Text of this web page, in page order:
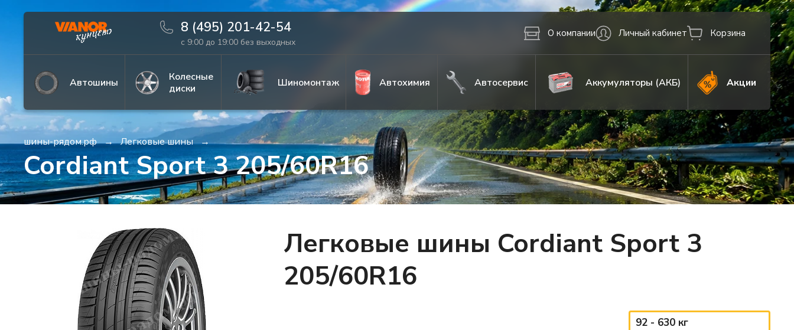
8 (495) 201-42-54
с 9:00 до 19:00 без выходных
О компании Личный кабинет Корзина
Автошины
Колесные
диски
Шиномонтаж Автохимия Автосервис Аккумуляторы (АКБ) Акции
шины-рядом.рф Легковые шины
Cordiant Sport 3 205/60R16
Легковые шины Cordiant Sport 3
205/60R16
92 - 630 кг
Информация Фото товара